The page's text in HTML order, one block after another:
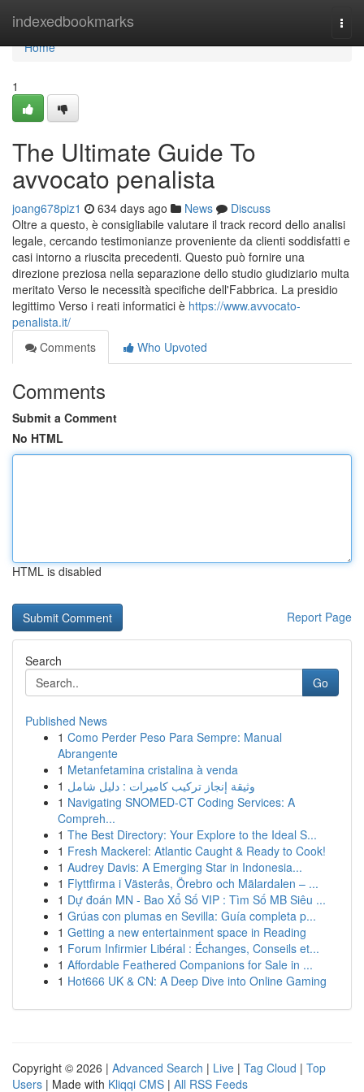
indexedbookmarks
Home
Home
1
The Ultimate Guide To
avvocato penalista
joang678piz1 634 days ago News
Discuss
Oltre a questo, è consigliabile valutare il track record dello analisi
legale, cercando testimonianze proveniente da clienti soddisfatti e
casi intorno a riuscita precedenti. Questo può fornire una
direzione preziosa nella separazione dello studio giudiziario multa
meritato Verso le necessità specifiche dell'Fabbrica. La presidio
legittimo Verso i reati informatici è https://www.avvocato-
penalista.it/
Comments
Who Upvoted
Comments
Submit a Comment
No HTML
HTML is disabled
Report Page
Search
Go
Published News
1 Como Perder Peso Para Sempre: Manual
Abrangente
1 Metanfetamina cristalina à venda
1 وثيقة إنجاز تركيب كاميرات : دليل شامل
1 Navigating SNOMED-CT Coding Services: A
Compreh...
1 The Best Directory: Your Explore to the Ideal S...
1 Fresh Mackerel: Atlantic Caught & Ready to Cook!
1 Audrey Davis: A Emerging Star in Indonesia...
1 Flyttfirma i Västerås, Örebro och Mälardalen – ...
1 Dự đoán MN - Bao Xổ Số VIP : Tìm Số MB Siêu ...
1 Grúas con plumas en Sevilla: Guía completa p...
1 Getting a new entertainment space in Reading
1 Forum Infirmier Libéral : Échanges, Conseils et...
1 Affordable Feathered Companions for Sale in ...
1 Hot666 UK & CN: A Deep Dive into Online Gaming
Copyright © 2026 | Advanced Search | Live | Tag Cloud | Top
Users | Made with Kliqqi CMS | All RSS Feeds